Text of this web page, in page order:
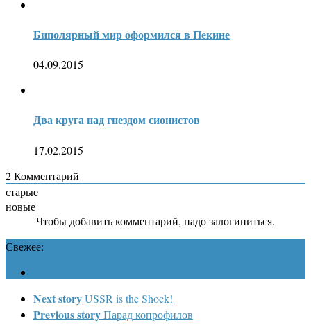
Биполярный мир оформился в Пекине
04.09.2015
Два круга над гнездом сионистов
17.02.2015
2Комментарий
старые
новые
Чтобы добавить комментарий, надо залогиниться.
Свежее:
Next storyUSSR is the Shock!
Previous storyПарад копрофилов